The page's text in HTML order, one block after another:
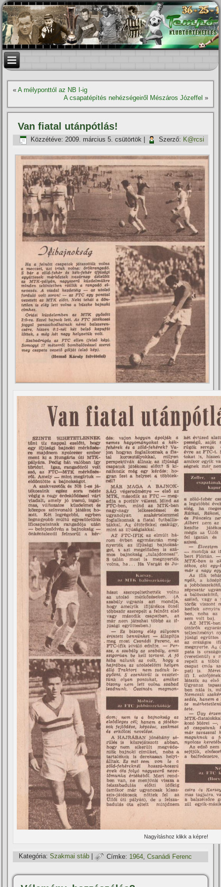
«A mélyponttól az NB I-ig
A csapatépí­tés nehézségeiről Mészáros Józeffel »
Van fiatal utánpótlás!
Közzétéve: 2009. március 5. csütörtök Szerző: K@rcsi
Nagyí­táshoz klikk a képre!
Kategória: Szakmai stáb | Címke: 1964 ,Csanádi Ferenc